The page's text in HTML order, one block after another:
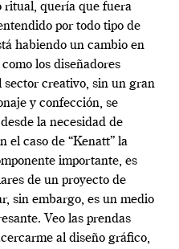
ritual, quería que fuera
por todo tipo de
habiendo un cambio en
los diseñadores
sector creativo, sin un gran
y confección, se
la necesidad de
el caso de “Kenatt” la
importante, es
de un proyecto de
sin embargo, es un medio
Veo las prendas
al diseño gráfico,